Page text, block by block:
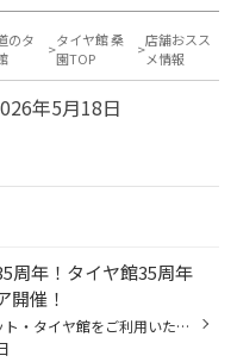
のタ
タイヤ館 桑
園TOP
店舗おスス
メ情報
年5月18日
周年！タイヤ館35周年
開催！
いつもコクピット・タイヤ館をご利用いただき、誠にありがとうございます！ 多くのお客様に支えられて、タイヤ館は35周年を迎えることが出来ました。 これからもお客様の安全・安心なカーライフを全力でサポートしてまいりますので、 引き続きタイヤ館をよろしくお願いいたします。 35周年を迎えた...